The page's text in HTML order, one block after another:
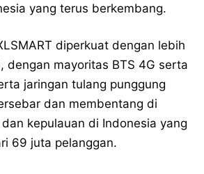
yang terus berkembang.
diperkuat dengan lebih
dengan mayoritas BTS 4G serta
jaringan tulang punggung
dan membentang di
kepulauan di Indonesia yang
69 juta pelanggan.